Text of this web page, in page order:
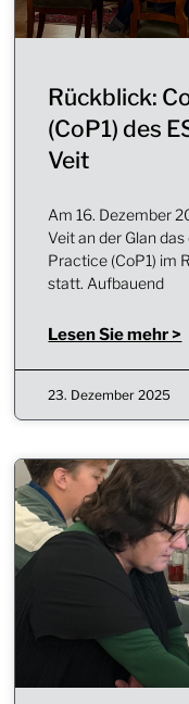
Rückblick:
(CoP1) des
Veit
Am 16. Dezember
Veit an der Glan
Practice (CoP1) im
statt. Aufbauend
Lesen Sie mehr >
23. Dezember 2025